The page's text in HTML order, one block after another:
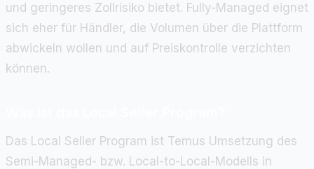
und geringeres Zollrisiko bietet. Fully-Managed eignet
sich eher für Händler, die Volumen über die Plattform
abwickeln wollen und auf Preiskontrolle verzichten
können.
Das Local Seller Program ist Temus Umsetzung des
Semi-Managed- bzw. Local-to-Local-Modells in